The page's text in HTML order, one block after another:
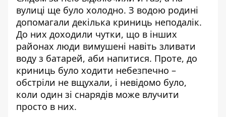
вулиці ще було холодно. З водою родині
допомагали декілька криниць неподалік.
До них доходили чутки, що в інших
районах люди вимушені навіть зливати
воду з батарей, аби напитися. Проте, до
криниць було ходити небезпечно –
обстріли не вщухали, і невідомо було,
коли один зі снарядів може влучити
просто в них.